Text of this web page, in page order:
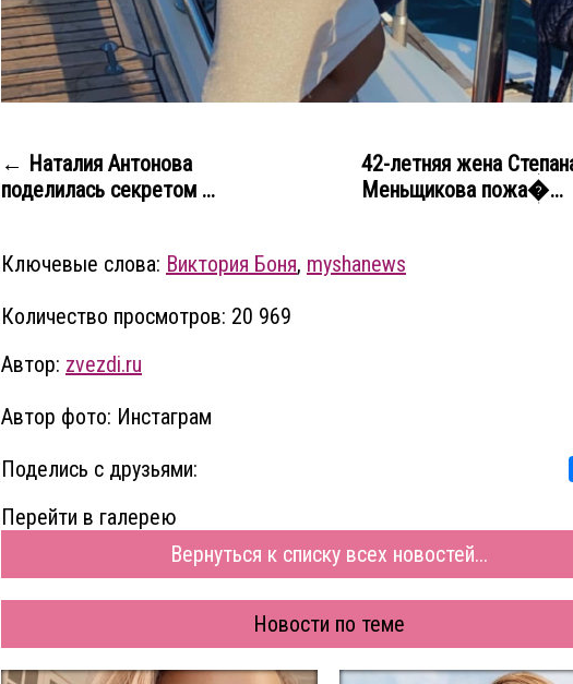
← Наталия Антонова
поделилась секретом ...
42-летняя жена
Меньщикова
Ключевые слова: Виктория Боня, myshanews
Количество просмотров: 20 969
Автор: zvezdi.ru
Автор фото: Инстаграм
Поделись с друзьями:
Перейти в галерею
Вернуться к списку всех новостей...
Новости по теме